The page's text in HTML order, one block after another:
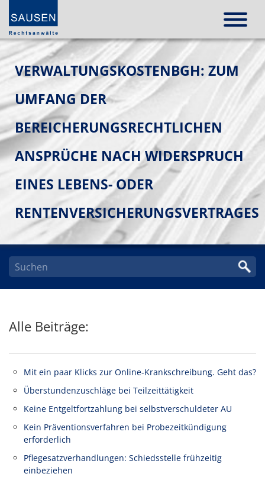
VERWALTUNGSKOSTENBGH: ZUM
UMFANG DER
BEREICHERUNGSRECHTLICHEN
ANSPRÜCHE NACH WIDERSPRUCH
EINES LEBENS- ODER
RENTENVERSICHERUNGSVERTRAGES
Alle Beiträge:
Mit ein paar Klicks zur Online-Krankschreibung. Geht das?
Überstundenzuschläge bei Teilzeittätigkeit
Keine Entgeltfortzahlung bei selbstverschuldeter AU
Kein Präventionsverfahren bei Probezeitkündigung
erforderlich
Pflegesatzverhandlungen: Schiedsstelle frühzeitig
einbeziehen